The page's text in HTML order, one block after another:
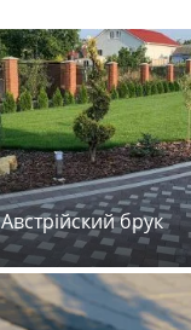
Австрійский брук